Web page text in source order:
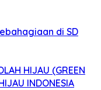
di SD
HIJAU (GREEN
INDONESIA